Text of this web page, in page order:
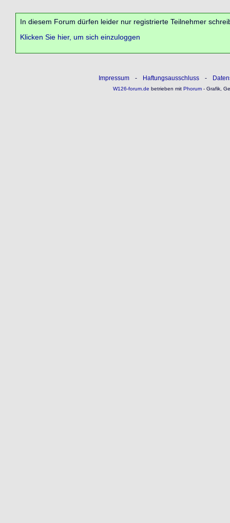
In diesem Forum dürfen leider nur registrierte Teilnehmer
Klicken Sie hier, um sich einzuloggen
Impressum - Haftungsausschluss -
W126-forum.de betrieben mitPhorum- Grafik,